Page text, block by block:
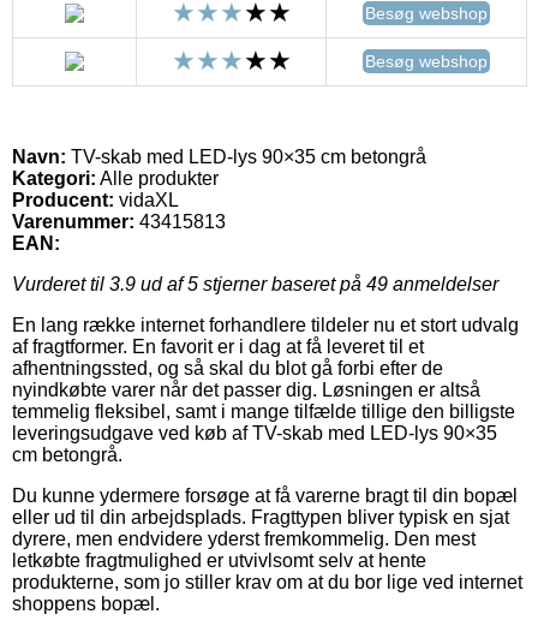
Besøg webshop
Besøg webshop
Navn: TV-skab med LED-lys 90×35 cm betongrå
Kategori: Alle produkter
Producent: vidaXL
Varenummer: 43415813
EAN:
Vurderet til 3.9 ud af 5 stjerner baseret på 49 anmeldelser
En lang række internet forhandlere tildeler nu et stort udvalg
af fragtformer. En favorit er i dag at få leveret til et
afhentningssted, og så skal du blot gå forbi efter de
nyindkøbte varer når det passer dig. Løsningen er altså
temmelig fleksibel, samt i mange tilfælde tillige den billigste
leveringsudgave ved køb af TV-skab med LED-lys 90×35
cm betongrå.
Du kunne ydermere forsøge at få varerne bragt til din bopæl
eller ud til din arbejdsplads. Fragttypen bliver typisk en sjat
dyrere, men endvidere yderst fremkommelig. Den mest
letkøbte fragtmulighed er utvivlsomt selv at hente
produkterne, som jo stiller krav om at du bor lige ved internet
shoppens bopæl.